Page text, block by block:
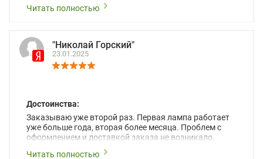
Читать полностью
"Николай Горский"
23.01.2025
Достоинства:
Заказываю уже второй раз. Первая лампа работает
уже больше года, вторая более месяца. Проблем с
оформлением и доставкой заказа не возникало.
Читать полностью